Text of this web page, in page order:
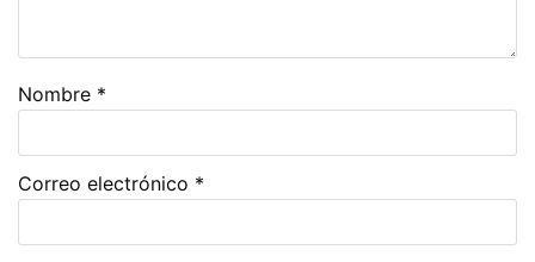
Nombre *
Correo electrónico *